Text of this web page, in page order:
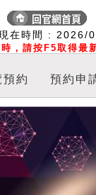
在時間 : 2026/
，請按F5取得最
預約 預約申